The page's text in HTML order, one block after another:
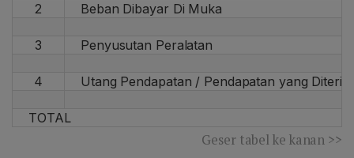
2 Beban Dibayar Di Muka
3 Penyusutan Peralatan
4 Utang Pendapatan / Pendapatan yang
TOTAL
Geser tabel ke kanan >>